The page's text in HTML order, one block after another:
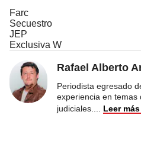
Farc
Secuestro
JEP
Exclusiva W
Rafael Alberto
Periodista egresado
experiencia en temas
judiciales.
Leer más